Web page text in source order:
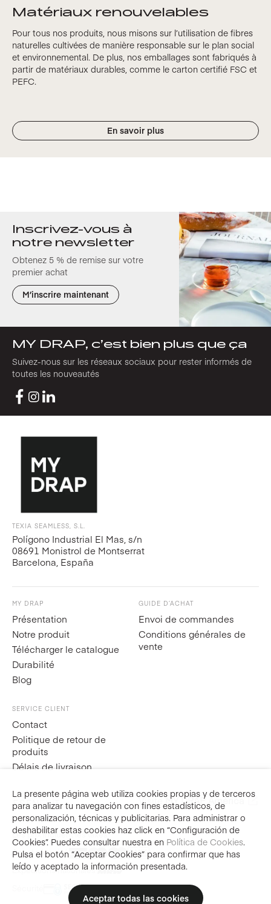
Matériaux renouvelables
Pour tous nos produits, nous misons sur l’utilisation de fibres
naturelles cultivées de manière responsable sur le plan social
et environnemental. De plus, nos emballages sont fabriqués à
partir de matériaux durables, comme le carton certifié FSC et
PEFC.
En savoir plus
Inscrivez-vous à
notre newsletter
Obtenez 5 % de remise sur votre
premier achat
M’inscrire maintenant
MY DRAP, c’est bien plus que ça
Suivez-nous sur les réseaux sociaux pour rester informés de
toutes les nouveautés
TEXIA SEAMLESS, S.L.
Polígono Industrial El Mas, s/n
08691 Monistrol de Montserrat
Barcelona, España
MY DRAP
Présentation
Notre produit
Télécharger le catalogue
Durabilité
Blog
GUIDE D’ACHAT
Envoi de commandes
Conditions générales de
vente
SERVICE CLIENT
Contact
Politique de retour de
produits
Délais de livraison
ESENFRIT VisiteMY DRAP América
Les prix incluent les taxes
Achat sécurisé
Expéditions nationales
La presente página web utiliza cookies propias y de terceros
para analizar tu navegación con fines estadísticos, de
personalización, técnicas y publicitarias. Para administrar o
deshabilitar estas cookies haz click en “Configuración de
Cookies”. Puedes consultar nuestra en Política de Cookies.
Pulsa el botón “Aceptar Cookies” para confirmar que has
leído y aceptado la información presentada.
Aceptar todas las cookies